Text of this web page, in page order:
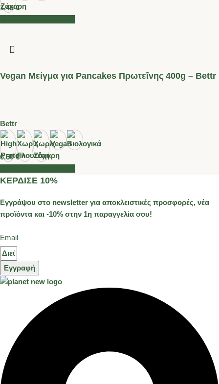
1.45€
Vegan Μείγμα για Pancakes Πρωτεΐνης 400g – Bettr
Bettr
6.50€
ΚΕΡΔΙΣΕ 10%
Εγγράψου στο newsletter για αποκλειστικές προσφορές, νέα
προϊόντα και -10% στην 1η παραγγελία σου!
Email
Εγγραφή